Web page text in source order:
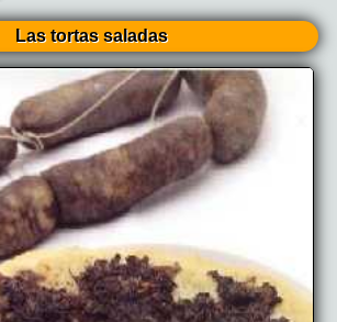
Las tortas saladas